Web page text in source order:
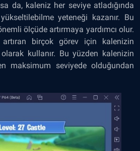
da, kaleniz her seviye atladığında
yeteneği kazanır. Bu
ölçüde artırmaya yardımcı olur.
artıran birçok görev için kalenizin
kullanır. Bu yüzden kalenizin
maksimum seviyede olduğundan